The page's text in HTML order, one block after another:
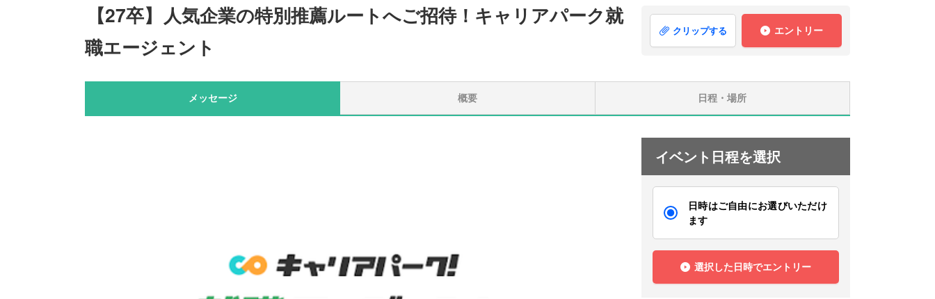
【27卒】 人気企業の特別推薦ルートへご招待！キャリアパーク就
職エージェント
クリップする エントリー
メッセージ 概要 日程・場所
イベント日程を選択
日時はご自由にお選びいただけ
ます
選択した日時でエントリー